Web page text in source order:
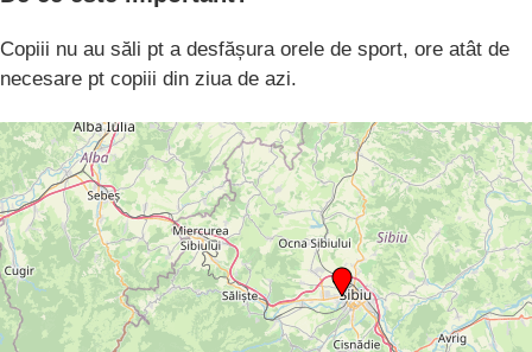
Copiii nu au săli pt a desfășura orele de sport, ore atât de
necesare pt copiii din ziua de azi.